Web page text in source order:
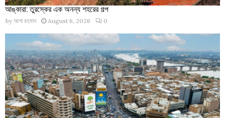
আঙ্কারা: তুরস্কের এক অনন্য শহরের গল্প
by আশা রহমান August 6, 2026 0